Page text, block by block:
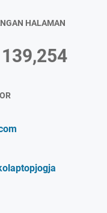
HALAMAN
139,254